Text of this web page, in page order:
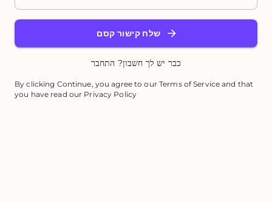
שלח קישור קסם
כבר יש לך חשבון? התחבר
By clicking Continue, you agree to our Terms of Service and that
you have read our Privacy Policy